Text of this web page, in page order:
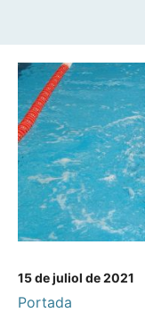
15 de juliol de 2021
Portada